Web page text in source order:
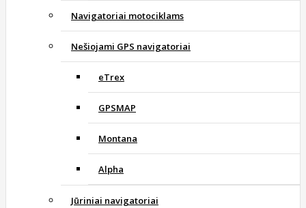
Navigatoriai motociklams
Nešiojami GPS navigatoriai
eTrex
GPSMAP
Montana
Alpha
Jūriniai navigatoriai